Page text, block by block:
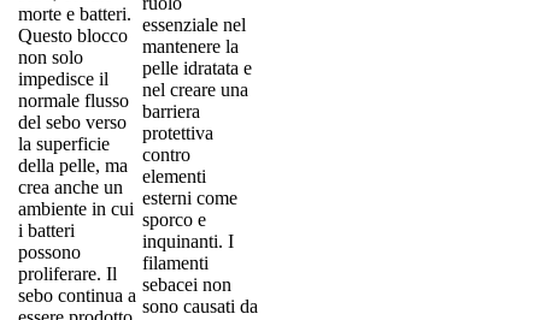
morte e batteri.
Questo blocco
non solo
impedisce il
normale flusso
del sebo verso
la superficie
della pelle, ma
crea anche un
ambiente in cui
i batteri
possono
proliferare. Il
sebo continua a
essenziale nel
mantenere la
pelle idratata e
nel creare una
barriera
protettiva
contro
elementi
esterni come
sporco e
inquinanti. I
filamenti
sebacei non
sono causati da